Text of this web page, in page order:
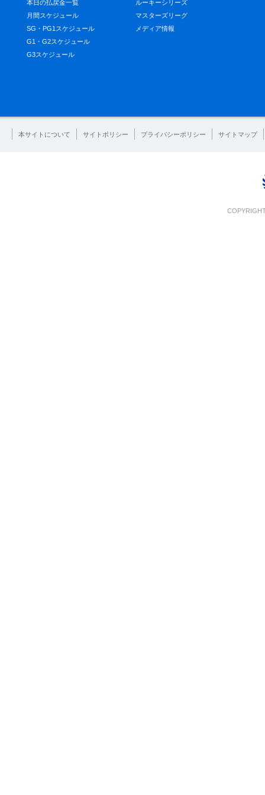
本日の払戻金一覧
月間スケジュール
SG・PG1スケジュール
G1・G2スケジュール
G3スケジュール
ルーキーシリーズ
マスターズリーグ
メディア情報
本サイトについて サイトポリシー プライバシーポリシー サイトマップ